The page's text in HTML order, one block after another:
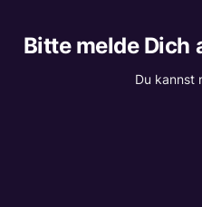
Bitte melde Dich
Du kannst